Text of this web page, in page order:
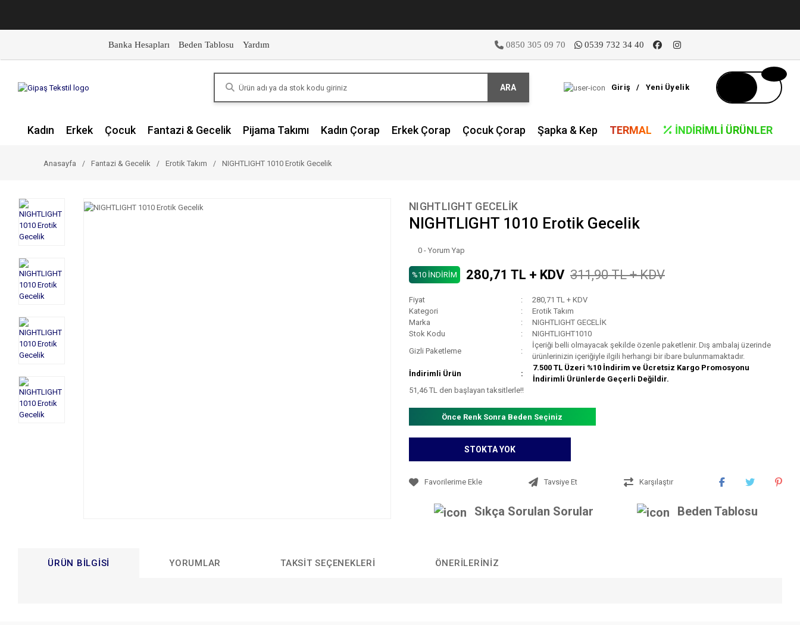
Banka Hesapları Beden Tablosu Yardım 0850 305 09 70 0539 732 34 40
ARA Giriş / Yeni Üyelik
Kadın Erkek Çocuk Fantazi & Gecelik Pijama Takımı Kadın Çorap Erkek Çorap Çocuk Çorap Şapka & Kep TERMAL İNDIRIMLI ÜRÜNLER
Anasayfa Fantazi & Gecelik Erotik Takım NIGHTLIGHT 1010 Erotik Gecelik
NIGHTLIGHT GECELİK
NIGHTLIGHT 1010 Erotik Gecelik
0 - Yorum Yap
%10 İNDİRİM 280,71 TL + KDV 311,90 TL + KDV
Fiyat
280,71 TL + KDV
Kategori
Erotik Takım
Marka
NIGHTLIGHT GECELİK
Stok Kodu
NIGHTLIGHT1010
Gizli Paketleme
İçeriği belli olmayacak şekilde özenle paketlenir. Dış ambalaj üzerinde
ürünlerinizin içeriğiyle ilgili herhangi bir ibare bulunmamaktadır.
İndirimli Ürün
7.500 TL Üzeri %10 İndirim ve Ücretsiz Kargo Promosyonu
İndirimli Ürünlerde Geçerli Değildir.
51,46 TL den başlayan taksitlerle!!
Önce Renk Sonra Beden Seçiniz
STOKTA YOK
Tavsiye Et Karşılaştır
Sıkça Sorulan Sorular Beden Tablosu
ÜRÜN BILGISI YORUMLAR TAKSIT SEÇENEKLERI ÖNERILERINIZ